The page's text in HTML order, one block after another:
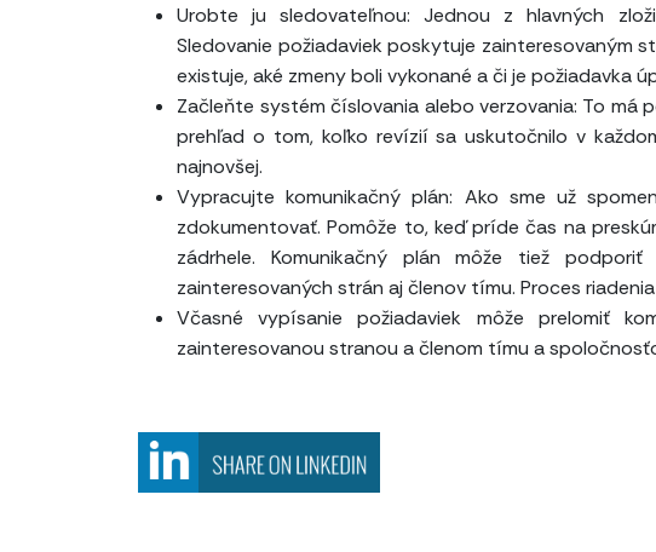
Urobte ju sledovateľnou: Jednou z hlavných
Sledovanie požiadaviek poskytuje zainteresovaným
existuje, aké zmeny boli vykonané a či je požiadavka
Začleňte systém číslovania alebo verzovania: To
prehľad o tom, koľko revízií sa uskutočnilo v
najnovšej.
Vypracujte komunikačný plán: Ako sme už
zdokumentovať. Pomôže to, keď príde čas na
zádrhele. Komunikačný plán môže tiež
zainteresovaných strán aj členov tímu. Proces
Včasné vypísanie požiadaviek môže prelomiť
zainteresovanou stranou a členom tímu a